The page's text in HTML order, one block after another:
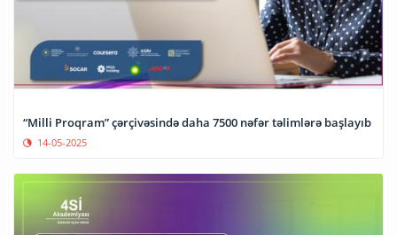
“Milli Proqram” çərçivəsində daha 7500 nəfər təlimlərə başlayıb
14-05-2025